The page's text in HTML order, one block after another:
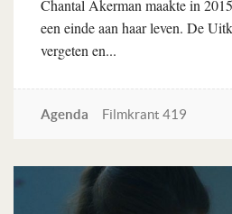
Chantal Akerman maakte in
een einde aan haar leven. De
vergeten en...
Agenda Filmkrant 419
Lees verder